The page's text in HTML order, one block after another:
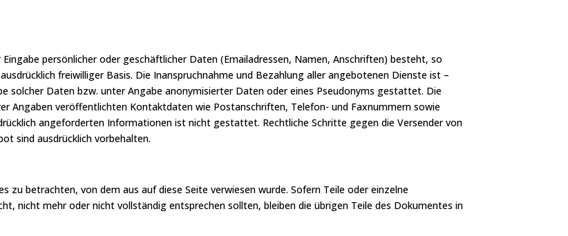
persönlicher oder geschäftlicher Daten (Emailadressen, Namen, Anschriften) besteht, so
freiwilliger Basis. Die Inanspruchnahme und Bezahlung aller angebotenen Dienste ist –
solcher Daten bzw. unter Angabe anonymisierter Daten oder eines Pseudonyms gestattet. Die
Angaben veröffentlichten Kontaktdaten wie Postanschriften, Telefon- und Faxnummern sowie
angeforderten Informationen ist nicht gestattet. Rechtliche Schritte gegen die Versender von
sind ausdrücklich vorbehalten.
zu betrachten, von dem aus auf diese Seite verwiesen wurde. Sofern Teile oder einzelne
nicht mehr oder nicht vollständig entsprechen sollten, bleiben die übrigen Teile des Dokumentes in